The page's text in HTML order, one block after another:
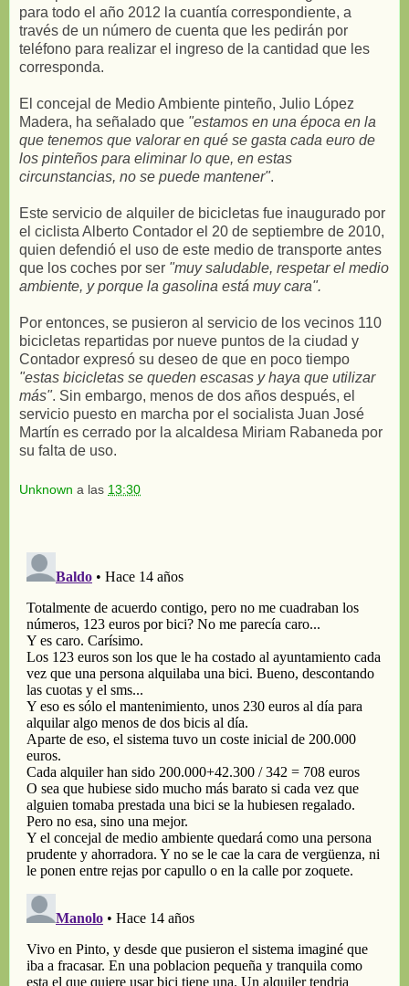
para todo el año 2012 la cuantía correspondiente, a
través de un número de cuenta que les pedirán por
teléfono para realizar el ingreso de la cantidad que les
corresponda.
El concejal de Medio Ambiente pinteño, Julio López
Madera, ha señalado que "estamos en una época en la
que tenemos que valorar en qué se gasta cada euro de
los pinteños para eliminar lo que, en estas
circunstancias, no se puede mantener".
Este servicio de alquiler de bicicletas fue inaugurado por
el ciclista Alberto Contador el 20 de septiembre de 2010,
quien defendió el uso de este medio de transporte antes
que los coches por ser "muy saludable, respetar el medio
ambiente, y porque la gasolina está muy cara".
Por entonces, se pusieron al servicio de los vecinos 110
bicicletas repartidas por nueve puntos de la ciudad y
Contador expresó su deseo de que en poco tiempo
"estas bicicletas se queden escasas y haya que utilizar
más". Sin embargo, menos de dos años después, el
servicio puesto en marcha por el socialista Juan José
Martín es cerrado por la alcaldesa Miriam Rabaneda por
su falta de uso.
Unknown a las 13:30